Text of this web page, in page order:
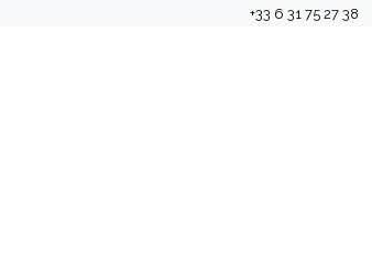
+33 6 31 75 27 38